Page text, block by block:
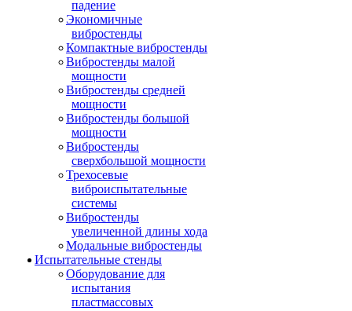
падение
Экономичные
вибростенды
Компактные вибростенды
Вибростенды малой
мощности
Вибростенды средней
мощности
Вибростенды большой
мощности
Вибростенды
сверхбольшой мощности
Трехосевые
виброиспытательные
системы
Вибростенды
увеличенной длины хода
Модальные вибростенды
Испытательные стенды
Оборудование для
испытания
пластмассовых